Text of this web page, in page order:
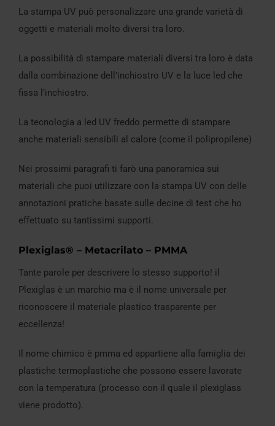
La stampa UV può personalizzare una grande varietà di
oggetti e materiali molto diversi tra loro.
La possibilità di stampare materiali diversi tra loro è data
dalla combinazione dell’inchiostro UV e la luce led che
fissa l’inchiostro.
La tecnologia a led UV freddo permette di stampare
anche materiali sensibili al calore (come il polipropilene)
Nei prossimi paragrafi ti farò una panoramica sui
materiali che puoi utilizzare con la stampa UV con delle
annotazioni pratiche basate sulle decine di test che ho
effettuato su tantissimi supporti.
Plexiglas® – Metacrilato – PMMA
Tante parole per descrivere lo stesso supporto! il
Plexiglas è un marchio ma è il nome universale per
riconoscere il materiale plastico trasparente per
eccellenza!
Il nome chimico è pmma ed appartiene alla famiglia dei
plastiche termoplastiche che possono essere lavorate
con la temperatura (processo con il quale il plexiglass
viene prodotto).